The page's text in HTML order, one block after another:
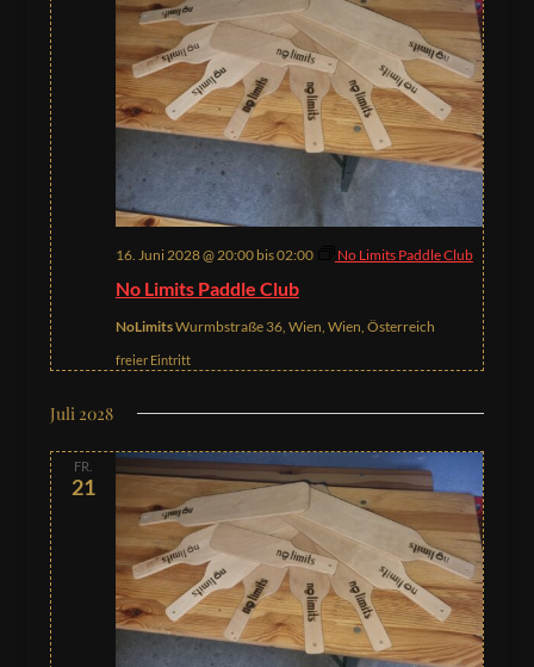
No Limits Paddle Club
16. Juni 2028 @ 20:00bis02:00 No Limits Paddle Club
NoLimitsWurmbstraße 36, Wien, Wien, Österreich
freier Eintritt
Juli 2028
FR.
21